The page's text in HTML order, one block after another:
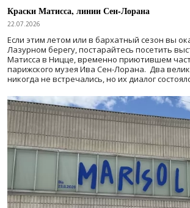
Краски Матисса, линии Сен-Лорана
22.07.2026
Если этим летом или в бархатный сезон вы
Лазурном берегу, постарайтесь посетить
Матисса в Ницце, временно приютившем
парижского музея Ива Сен-Лорана. Два
никогда не встречались, но их диалог